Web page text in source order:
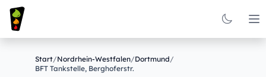
Start/Nordrhein-Westfalen/Dortmund/
BFT Tankstelle, Berghoferstr.